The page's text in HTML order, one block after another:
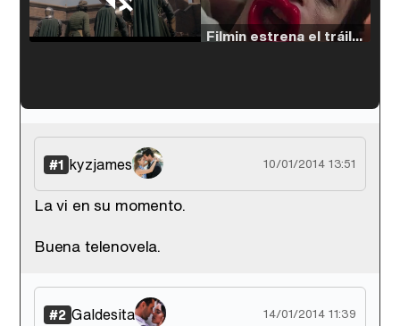
Unmute
Loaded:
54.63%
Filmin estrena el tráiler de 'Millennial Mal', su nueva comedia universitaria de la mano de Lorena Iglesias
'120 Minutos' celebra sus 2.000 programas en Telemadrid con un vídeo del día a día en la redacción
#1 kyzjames 10/01/2014 13:51
La vi en su momento.
Buena telenovela.
#2 Galdesita 14/01/2014 11:39